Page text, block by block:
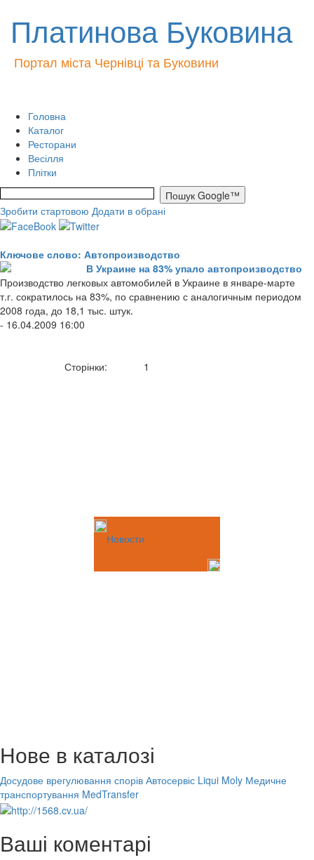
Платинова Буковина
Портал міста Чернівці та Буковини
Головна
Каталог
Ресторани
Весілля
Плітки
Зробити стартовою Додати в обрані
Ключове слово: Автопроизводство
В Украине на 83% упало автопроизводство
Производство легковых автомобилей в Украине в январе-марте
т.г. сократилось на 83%, по сравнению с аналогичным периодом
2008 года, до 18,1 тыс. штук.
- 16.04.2009 16:00
Сторінки: 1
Новости
Нове в каталозі
Досудове врегулювання спорів Автосервіс Liqui Moly Медичне
транспортування MedTransfer
Ваші коментарі